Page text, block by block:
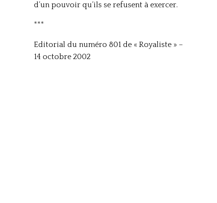
d’un pouvoir qu’ils se refusent à exercer.
***
Editorial du numéro 801 de « Royaliste » –
14 octobre 2002